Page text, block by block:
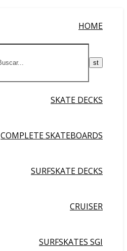
HOME
SKATE DECKS
COMPLETE SKATEBOARDS
SURFSKATE DECKS
CRUISER
SURFSKATES SGI